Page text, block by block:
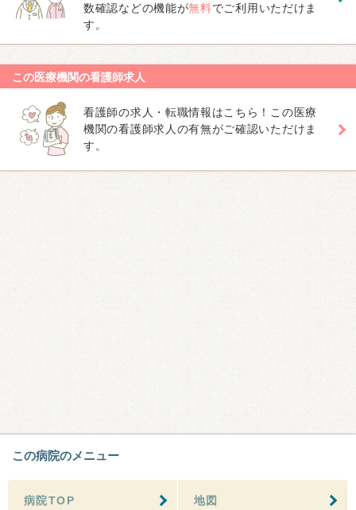
数確認などの機能が無料でご利用いただけま
す。
この医療機関の看護師求人
看護師の求人・転職情報はこちら！この医療
機関の看護師求人の有無がご確認いただけま
す。
この病院のメニュー
病院TOP 地図